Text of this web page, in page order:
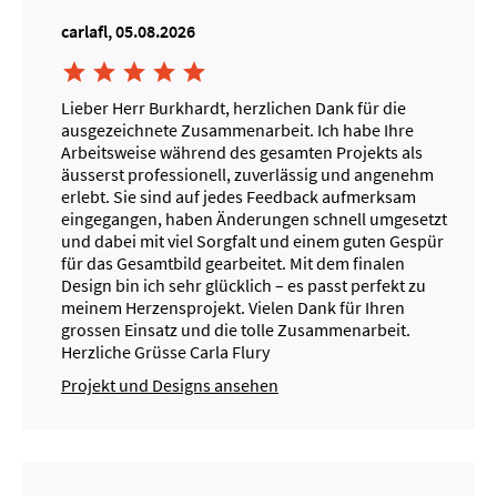
carlafl, 05.08.2026
    
Lieber Herr Burkhardt, herzlichen Dank für die
ausgezeichnete Zusammenarbeit. Ich habe Ihre
Arbeitsweise während des gesamten Projekts als
äusserst professionell, zuverlässig und angenehm
erlebt. Sie sind auf jedes Feedback aufmerksam
eingegangen, haben Änderungen schnell umgesetzt
und dabei mit viel Sorgfalt und einem guten Gespür
für das Gesamtbild gearbeitet. Mit dem finalen
Design bin ich sehr glücklich – es passt perfekt zu
meinem Herzensprojekt. Vielen Dank für Ihren
grossen Einsatz und die tolle Zusammenarbeit.
Herzliche Grüsse Carla Flury
Projekt und Designs ansehen